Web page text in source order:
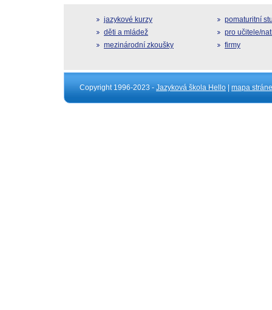
jazykové kurzy
děti a mládež
mezinárodní zkoušky
pomaturitní
pro učitele/
firmy
Copyright 1996-2023 - Jazyková škola Hello mapa